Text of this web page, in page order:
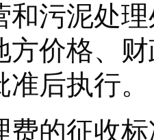
和污泥处
方价格、
后执行。
费的征收